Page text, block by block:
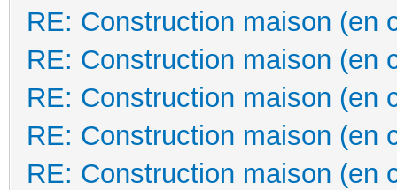
RE: Construction maison (en
RE: Construction maison (en
RE: Construction maison (en
RE: Construction maison (en
RE: Construction maison (en